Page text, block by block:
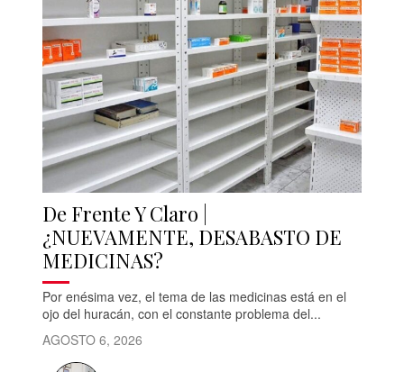
De Frente Y Claro |
¿NUEVAMENTE, DESABASTO DE
MEDICINAS?
Por enésima vez, el tema de las medicinas está en el
ojo del huracán, con el constante problema del...
AGOSTO 6, 2026